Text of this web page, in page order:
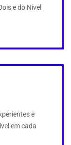
e do Nível
e
em cada